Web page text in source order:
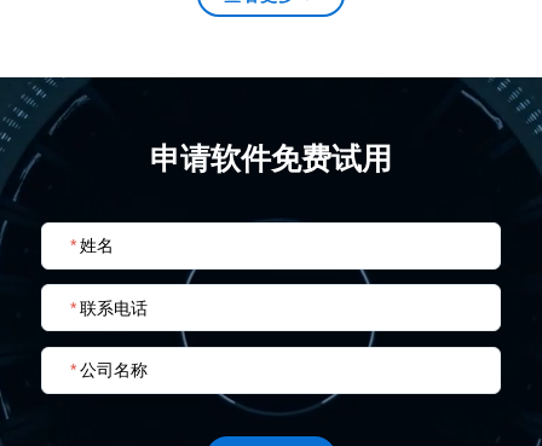
申请软件免费试用
* 姓名
* 联系电话
* 公司名称